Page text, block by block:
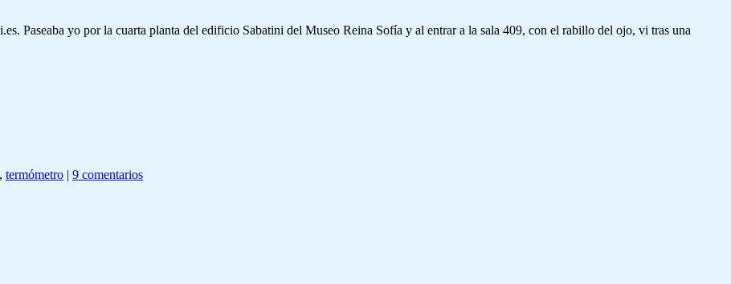
Paseaba yo por la cuarta planta del edificio Sabatini del Museo Reina Sofía y al entrar a la sala 409, con el rabillo del ojo, vi tras una
, termómetro | 9 comentarios